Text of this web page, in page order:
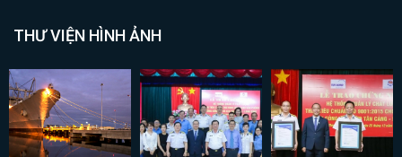
THƯ VIỆN HÌNH ẢNH